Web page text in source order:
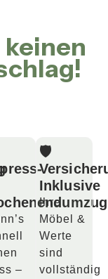
–
🛡️
Inklusive
Ihre
Möbel &
Werte
sind
vollständig